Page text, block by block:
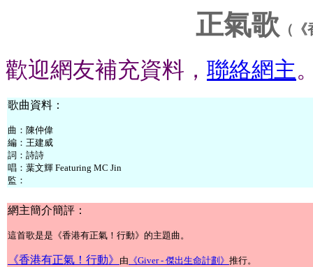
正氣歌 （
歡迎網友補充資料， 聯絡網主
歌曲資料：
曲：陳仲偉
編：王建威
詞：詩詩
唱： 葉文輝 Featuring MC Jin
監：
網主簡介簡評：
這首歌是是《香港有正氣！行動》的主題曲。
《香港有正氣！行動》 由 《Giver - 傑出生命計劃》 推行。